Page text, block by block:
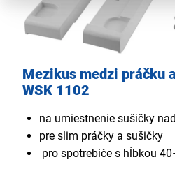
Mezikus medzi práčku
WSK 1102
na umiestnenie sušičky
pre slim práčky a sušičky
pro spotrebiče s hĺbkou